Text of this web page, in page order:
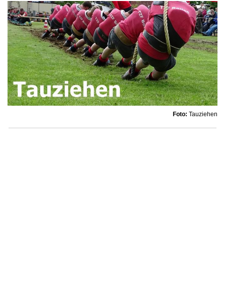
Foto: Tauziehen